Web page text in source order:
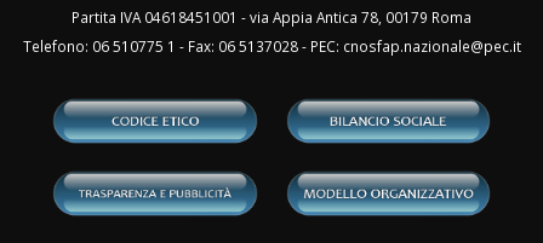
Partita IVA 04618451001 - via Appia Antica 78, 00179 Roma
Telefono: 06 510775 1 - Fax: 06 5137028 - PEC: cnosfap.nazionale@pec.it